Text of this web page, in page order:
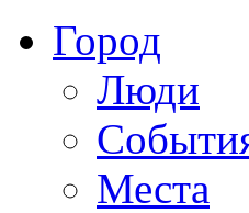
Город
Люди
Места